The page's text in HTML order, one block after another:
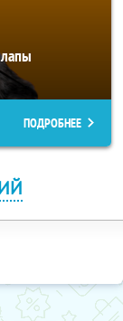
ПОДРОБНЕЕ